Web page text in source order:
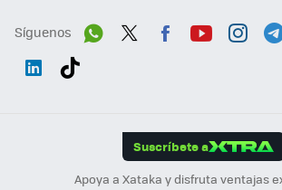
Síguenos
Suscríbete a
Apoya a Xataka y disfruta ventajas